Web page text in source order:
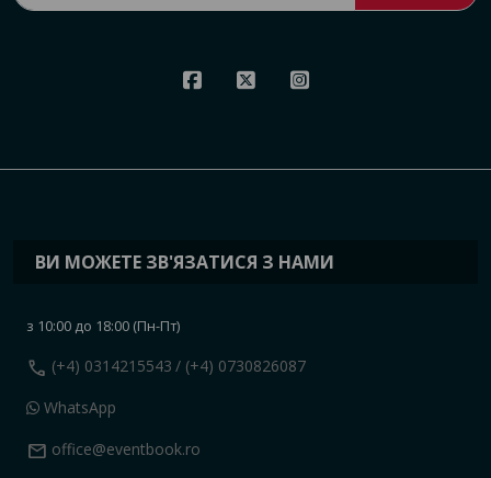
ВИ МОЖЕТЕ ЗВ'ЯЗАТИСЯ З НАМИ
з 10:00 до 18:00 (Пн-Пт)
call (+4) 0314215543 / (+4) 0730826087
WhatsApp
mail office@eventbook.ro